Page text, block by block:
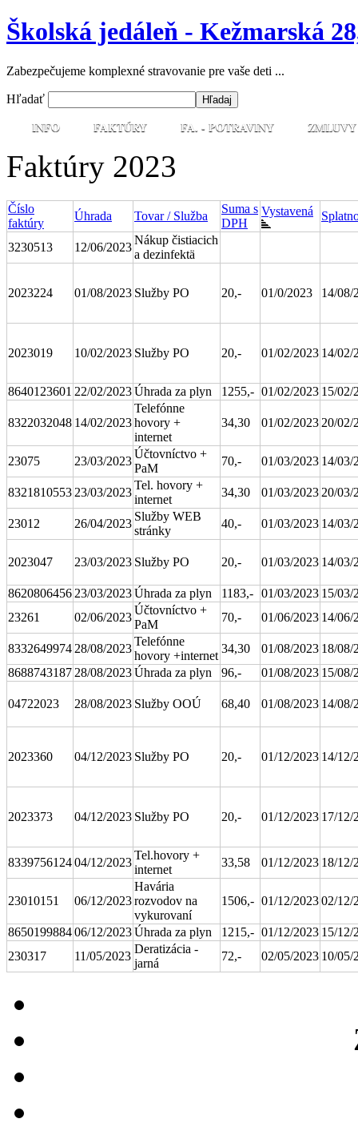
Školská jedáleň - Kežmarská
Zabezpečujeme komplexné stravovanie pre vaše deti ...
Hľadať
INFO FAKTÚRY FA. - POTRAVINY ZMLUVY
Faktúry 2023
Číslo
faktúry
Úhrada Tovar / Služba
Suma s
DPH
Vystavená
3230513 12/06/2023
Nákup čistiacich
a dezinfektä
2023224 01/08/2023 Služby PO 20,- 01/0/2023 14/08/
2023019 10/02/2023 Služby PO 20,- 01/02/2023 14/02/
8640123601 22/02/2023Úhrada za plyn 1255,- 01/02/2023 15/02/
8322032048 14/02/2023
Telefónne
hovory +
internet
34,30 01/02/2023 20/02/
23075 23/03/2023
Účtovníctvo +
PaM
70,- 01/03/2023 14/03/
8321810553 23/03/2023
Tel. hovory +
internet
34,30 01/03/2023 20/03/
23012 26/04/2023
Služby WEB
stránky
40,- 01/03/2023 14/03/
2023047 23/03/2023 Služby PO 20,- 01/03/2023 14/03/
8620806456 23/03/2023Úhrada za plyn 1183,- 01/03/2023 15/03/
23261
02/06/2023
Účtovníctvo +
PaM
70,- 01/06/2023 14/06/
8332649974 28/08/2023
Telefónne
hovory +internet
34,30 01/08/2023 18/08/
8688743187 28/08/2023Úhrada za plyn 96,- 01/08/2023 15/08/
04722023 28/08/2023 Služby OOÚ 68,40 01/08/2023 14/08/
2023360 04/12/2023 Služby PO 20,- 01/12/2023 14/12/
2023373 04/12/2023 Služby PO 20,- 01/12/2023 17/12/
833975612404/12/2023
Tel.hovory +
internet
33,58 01/12/2023 18/12/
23010151 06/12/2023
Havária
rozvodov na
vykurovaní
1506,- 01/12/202302/12/
865019988406/12/2023Úhrada za plyn 1215,- 01/12/2023 15/12/
230317
11/05/2023
Deratizácia -
jarná
72,- 02/05/2023 10/05/